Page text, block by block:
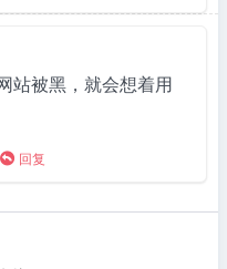
站被黑，就会想着用
 回复